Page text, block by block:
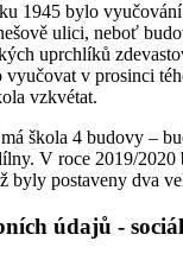
1945 bylo
ulici, neboť
uprchlíků
vyučovat v prosinci
vzkvétat.
škola 4 budovy –
V roce 2019/
byly postaveny dva
údajů -